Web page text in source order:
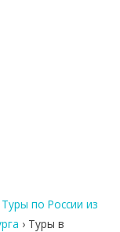
Туры по России из
› Туры в